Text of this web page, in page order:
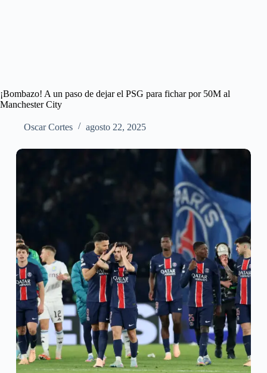
¡Bombazo! A un paso de dejar el PSG para fichar por 50M al
Manchester City
Oscar Cortes agosto 22, 2025